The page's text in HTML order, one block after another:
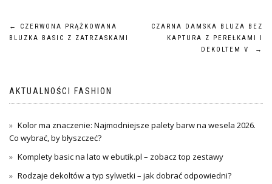
Nawigacja
←
CZERWONA PRĄŻKOWANA
BLUZKA BASIC Z ZATRZASKAMI
CZARNA DAMSKA BLUZA BEZ
KAPTURA Z PEREŁKAMI I
DEKOLTEM V
→
AKTUALNOŚCI FASHION
Kolor ma znaczenie: Najmodniejsze palety barw na wesela 2026.
Co wybrać, by błyszczeć?
Komplety basic na lato w ebutik.pl – zobacz top zestawy
Rodzaje dekoltów a typ sylwetki – jak dobrać odpowiedni?